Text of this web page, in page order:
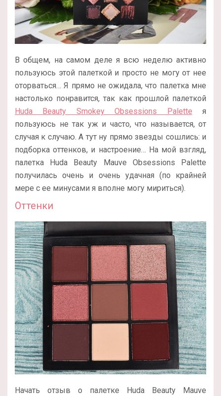
В общем, на самом деле я всю неделю активно
пользуюсь этой палеткой и просто не могу от нее
оторваться… Я прямо не ожидала, что палетка мне
настолько понравится, так как прошлой палеткой
Huda Beauty Smokey Obsessions Palette я
пользуюсь не так уж и часто, что называется, от
случая к случаю. А тут ну прямо звезды сошлись: и
подборка оттенков, и настроение… На мой взгляд,
палетка Huda Beauty Mauve Obsessions Palette
получилась очень и очень удачная (по крайней
мере с ее минусами я вполне могу мириться).
Оттенки
Начать отзыв о палетке Huda Beauty Mauve